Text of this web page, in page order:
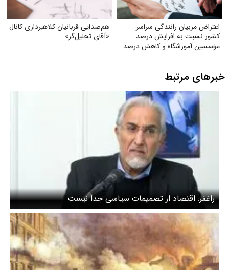
اعتراض مربیان رانندگی سراسر
کشور نسبت به افزایش درصد
مؤسسین آموزشگاه و کاهش درصد
هم‌صدایی قربانیان کلاهبرداری کانال
«آقای تحلیل‌گر»
خبرهای مرتبط
راغفر: اقتصاد از تصمیمات سیاسی جدا نیست